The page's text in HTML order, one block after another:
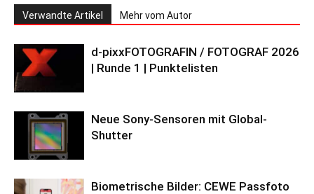
Verwandte Artikel Mehr vom Autor
d-pixxFOTOGRAFIN / FOTOGRAF 2026
| Runde 1 | Punktelisten
Neue Sony-Sensoren mit Global-
Shutter
Biometrische Bilder: CEWE Passfoto